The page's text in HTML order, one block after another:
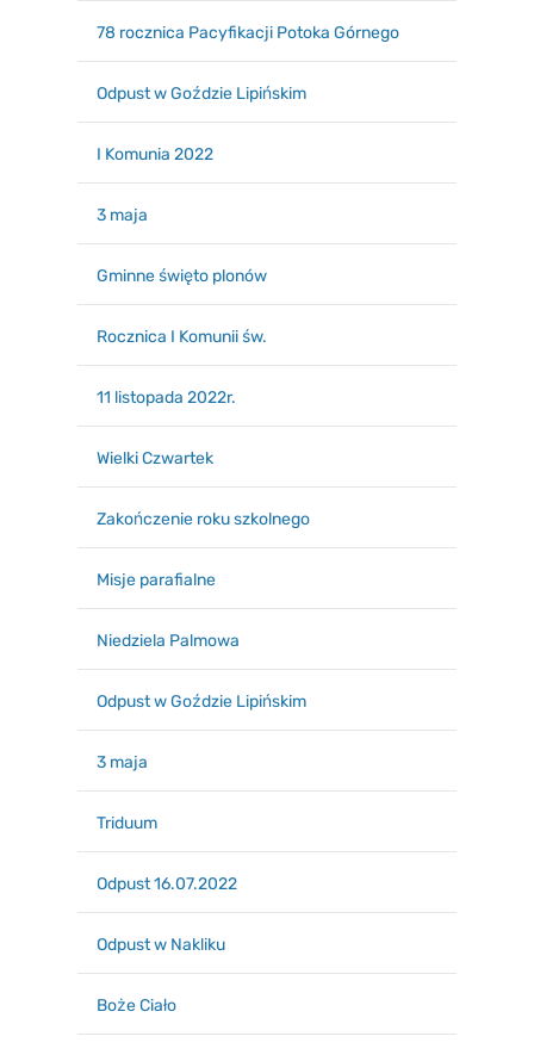
78 rocznica Pacyfikacji Potoka Górnego
Odpust w Goździe Lipińskim
I Komunia 2022
3 maja
Gminne święto plonów
Rocznica I Komunii św.
11 listopada 2022r.
Wielki Czwartek
Zakończenie roku szkolnego
Misje parafialne
Niedziela Palmowa
Odpust w Goździe Lipińskim
3 maja
Triduum
Odpust 16.07.2022
Odpust w Nakliku
Boże Ciało